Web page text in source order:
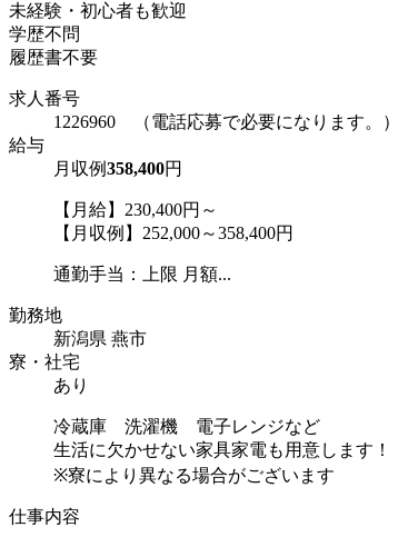
未経験・初心者も歓迎
学歴不問
履歴書不要
求人番号
1226960 （電話応募で必要になります。）
給与
月収例358,400円
【月給】230,400円～
【月収例】252,000～358,400円
通勤手当：上限 月額...
勤務地
新潟県 燕市
寮・社宅
あり
冷蔵庫 洗濯機 電子レンジなど
生活に欠かせない家具家電も用意します！
※寮により異なる場合がございます
仕事内容